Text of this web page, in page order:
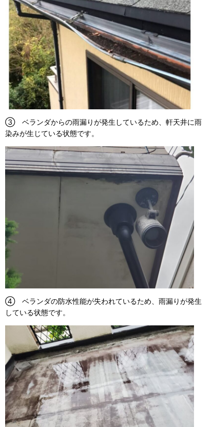
③ ベランダからの雨漏りが発生しているため、軒天井に雨
染みが生じている状態です。
④ ベランダの防水性能が失われているため、雨漏りが発生
している状態です。